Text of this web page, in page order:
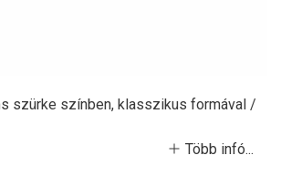
szürke színben, klasszikus formával /
Több infó...